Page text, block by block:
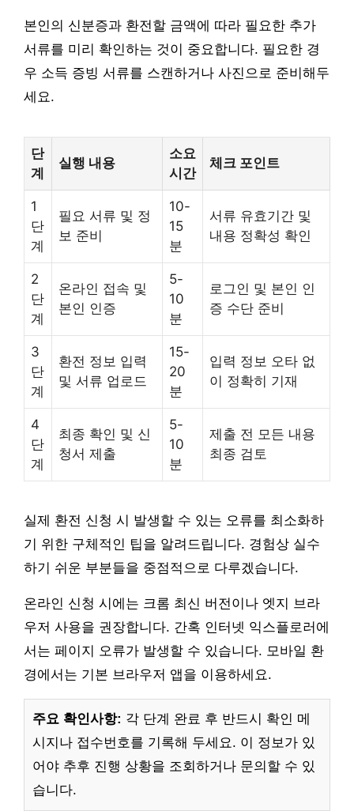
본인의 신분증과 환전할 금액에 따라 필요한 추가
서류를 미리 확인하는 것이 중요합니다. 필요한 경
우 소득 증빙 서류를 스캔하거나 사진으로 준비해두
세요.
단
계
실행 내용
소요
시간
체크 포인트
1
단
계
필요 서류 및 정
보 준비
10-
15
분
서류 유효기간 및
내용 정확성 확인
2
단
계
온라인 접속 및
본인 인증
5-
10
분
로그인 및 본인 인
증 수단 준비
3
단
계
환전 정보 입력
및 서류 업로드
15-
20
분
입력 정보 오타 없
이 정확히 기재
4
단
계
최종 확인 및 신
청서 제출
5-
10
분
제출 전 모든 내용
최종 검토
실제 환전 신청 시 발생할 수 있는 오류를 최소화하
기 위한 구체적인 팁을 알려드립니다. 경험상 실수
하기 쉬운 부분들을 중점적으로 다루겠습니다.
온라인 신청 시에는 크롬 최신 버전이나 엣지 브라
우저 사용을 권장합니다. 간혹 인터넷 익스플로러에
서는 페이지 오류가 발생할 수 있습니다. 모바일 환
경에서는 기본 브라우저 앱을 이용하세요.
주요 확인사항: 각 단계 완료 후 반드시 확인 메
시지나 접수번호를 기록해 두세요. 이 정보가 있
어야 추후 진행 상황을 조회하거나 문의할 수 있
습니다.